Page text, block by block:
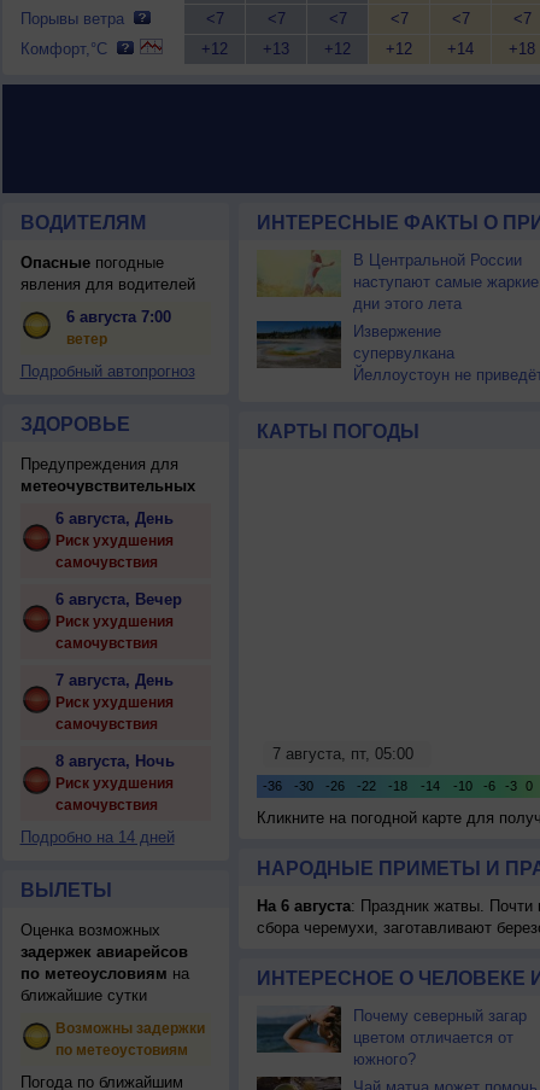
Порывы ветра
Комфорт,°C
<7
+12
<7
+13
<7
+12
<7
+12
<7
+14
<7
+18
ВОДИТЕЛЯМ
Опасныепогодные
явления для водителей
6 августа 7:00
ветер
Подробный автопрогноз
ЗДОРОВЬЕ
Предупреждения для
метеочувствительных
6 августа, День
Риск ухудшения
самочувствия
6 августа, Вечер
Риск ухудшения
самочувствия
7 августа, День
Риск ухудшения
самочувствия
8 августа, Ночь
Риск ухудшения
самочувствия
Подробно на 14 дней
ВЫЛЕТЫ
Оценка возможных
задержек авиарейсов
по метеоусловиям на
ближайшие сутки
Возможны задержки
по метеоустовиям
Погода по ближайшим
ИНТЕРЕСНЫЕ ФАКТЫ О
В Центральной России
наступают самые жаркие
дни этого лета
Извержение
супервулкана
Йеллоустоун не
КАРТЫ ПОГОДЫ
Кликните на погодной карте для
НАРОДНЫЕ ПРИМЕТЫ И
На 6 августа: Праздник жатвы. Почти
сбора черемухи, заготавливают
ИНТЕРЕСНОЕ О ЧЕЛОВЕКЕ
Почему северный загар
цветом отличается от
южного?